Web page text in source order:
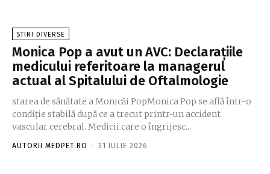
STIRI DIVERSE
Monica Pop a avut un AVC: Declarațiile
medicului referitoare la managerul
actual al Spitalului de Oftalmologie
starea de sănătate a Monicăi PopMonica Pop se află într-o
condiție stabilă după ce a trecut printr-un accident
vascular cerebral. Medicii care o îngrijesc...
AUTORII MEDPET.RO - 31 IULIE 2026